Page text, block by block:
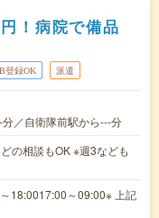
！病院で備品
登録OK 派遣
／自衛隊前駅から---分
の相談もOK ※週3なども
18:0017:00～09:00※ 上記